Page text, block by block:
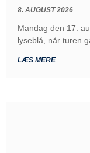
8. AUGUST 2026
Mandag den 17.
lyseblå, når turen
LÆS MERE